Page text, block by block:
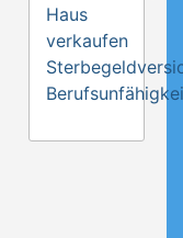
Haus
verkaufen